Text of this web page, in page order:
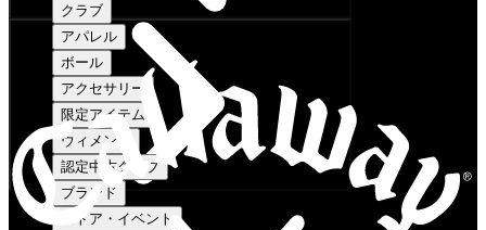
クラブ
アパレル
ボール
アクセサリー
限定アイテム
ウィメンズ
認定中古クラブ
ブランド
ストア・イベント